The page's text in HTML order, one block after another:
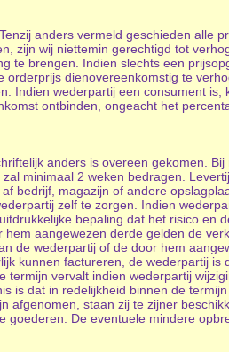
anders vermeld geschieden alle
zijn wij niettemin gerechtigd tot
te brengen. Indien slechts een
dienovereenkomstig te
Indien wederpartij een consument is,
ontbinden, ongeacht het
anders is overeen gekomen. Bij
minimaal 2 weken bedragen.
bedrijf, magazijn of andere
zelf te zorgen. Indien
bepaling dat het risico en
aangewezen derde gelden de
de wederpartij of de door hem
kunnen factureren, de wederpartij is
termijn vervalt indien wederpartij
is dat in redelijkheid binnen de
staan zij te zijner
goederen. De eventuele mindere